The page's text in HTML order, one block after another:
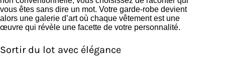
vous êtes sans dire un mot. Votre garde-robe devient
alors une galerie d’art où chaque vêtement est une
œuvre qui révèle une facette de votre personnalité.
Sortir du lot avec élégance